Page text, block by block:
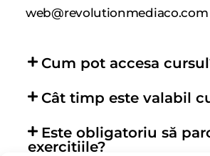
web@revolutionmediaco.com
Cum pot accesa
Cât timp este valabil
Este obligatoriu să
exercițiile?